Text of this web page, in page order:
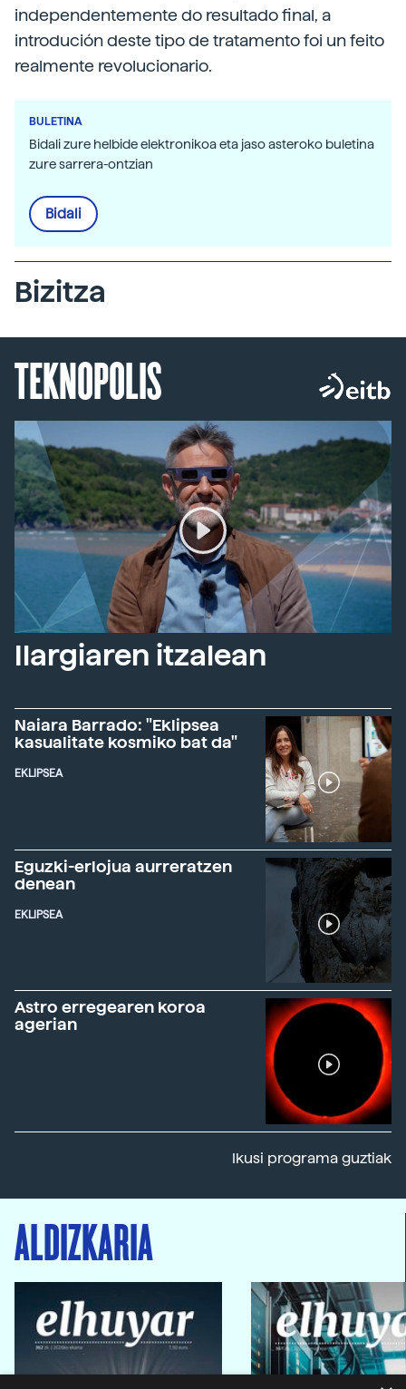
independentemente do resultado final, a
introdución deste tipo de tratamento foi un feito
realmente revolucionario.
BULETINA
Bidali zure helbide elektronikoa eta jaso asteroko buletina
zure sarrera-ontzian
Bidali
Bizitza
TEKNOPOLIS
Ilargiaren itzalean
Naiara Barrado: "Eklipsea
kasualitate kosmiko bat da"
EKLIPSEA
Eguzki-erlojua aurreratzen
denean
EKLIPSEA
Astro erregearen koroa
agerian
Ikusi programa guztiak
ALDIZKARIA